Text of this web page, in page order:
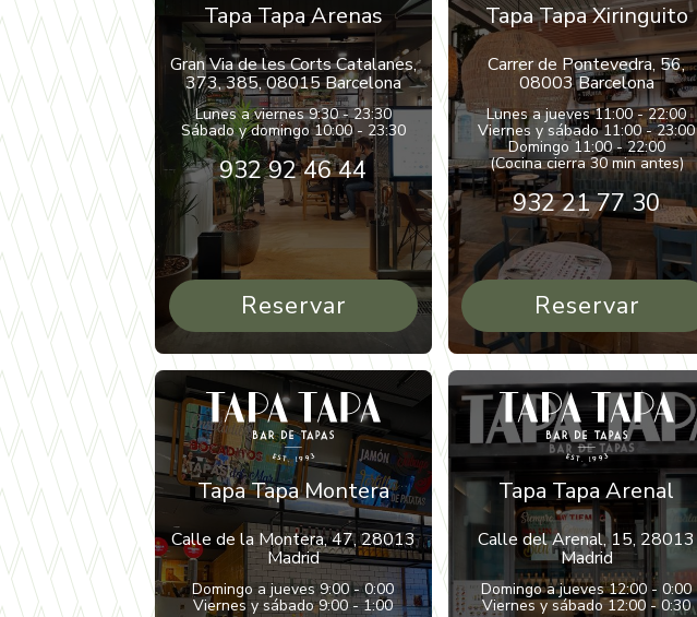
Tapa Tapa Arenas
Gran Via de les Corts Catalanes,
373, 385, 08015 Barcelona
Lunes a viernes 9:30 - 23:30
Sábado y domingo 10:00 - 23:30
932 92 46 44
Reservar
Tapa Tapa Xiringuito
Carrer de Pontevedra, 56,
08003 Barcelona
Lunes a jueves 11:00 - 22:00
Viernes y sábado 11:00 - 23:00
Domingo 11:00 - 22:00
(Cocina cierra 30 min antes)
932 21 77 30
Reservar
Tapa Tapa Montera
Calle de la Montera, 47, 28013
Madrid
Domingo a jueves 9:00 - 0:00
Viernes y sábado 9:00 - 1:00
Tapa Tapa Arenal
Calle del Arenal, 15, 28013
Madrid
Domingo a jueves 12:00 - 0:00
Viernes y sábado 12:00 - 0:30